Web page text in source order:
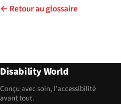
← Retour au glossaire
Disability World
Conçu avec soin, l'accessibilité
avant tout.